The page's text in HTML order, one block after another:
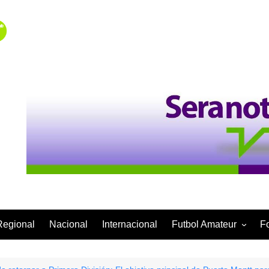
Nacional Internacional Futbol Amateur